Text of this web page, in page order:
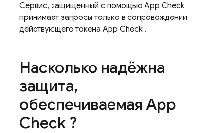
Сервис, защищенный с помощью App Check
принимает запросы только в сопровождении
действующего токена App Check .
Насколько надёжна
защита,
обеспечиваемая App
Check ?